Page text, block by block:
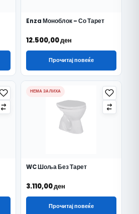
Enza Моноблок – Со Тарет
12.500,00ден
Прочитај повеќе
НЕМА ЗАЛИХА
WC Шоља Без Тарет
3.110,00ден
Прочитај повеќе